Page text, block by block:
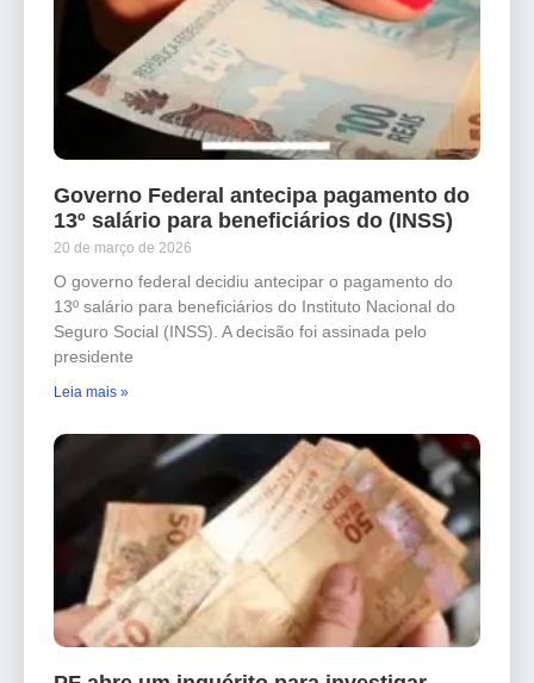
Governo Federal antecipa pagamento do
13º salário para beneficiários do (INSS)
20 de março de 2026
O governo federal decidiu antecipar o pagamento do
13º salário para beneficiários do Instituto Nacional do
Seguro Social (INSS). A decisão foi assinada pelo
presidente
Leia mais »